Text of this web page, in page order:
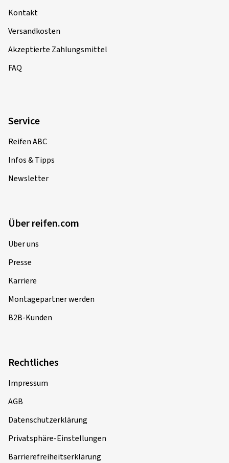
Kontakt
Versandkosten
Akzeptierte Zahlungsmittel
FAQ
Service
Reifen ABC
Infos & Tipps
Newsletter
Über reifen.com
Über uns
Presse
Karriere
Montagepartner werden
B2B-Kunden
Rechtliches
Impressum
AGB
Datenschutzerklärung
Privatsphäre-Einstellungen
Barrierefreiheitserklärung